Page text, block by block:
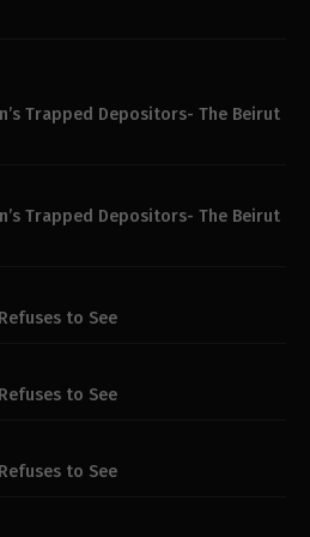
Trapped Depositors- The Beirut
Trapped Depositors- The Beirut
to See
to See
to See